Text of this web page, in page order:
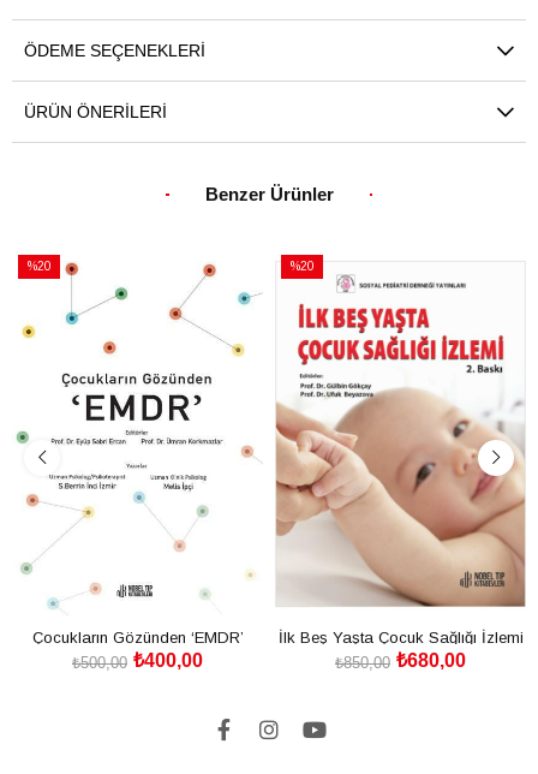
ÖDEME SEÇENEKLERI
ÜRÜN ÖNERILERI
Benzer Ürünler
%20
%20İndirim
Çocukların Gözünden ‘EMDR’
2.Baskı
₺400,00
₺500,00
%20
%20İndirim
İlk Beş Yaşta Çocuk Sağlığı İzlemi
₺680,00
₺850,00